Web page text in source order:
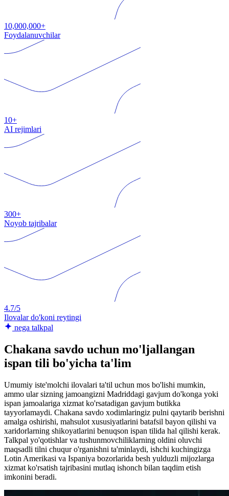
10,000,000+
Foydalanuvchilar
10+
AI rejimlari
300+
Noyob tajribalar
4.7/5
Ilovalar do'koni reytingi
nega talkpal
Chakana savdo uchun mo'ljallangan
ispan tili bo'yicha ta'lim
Umumiy iste'molchi ilovalari ta'til uchun mos bo'lishi mumkin,
ammo ular sizning jamoangizni Madriddagi gavjum do'konga yoki
ispan jamoalariga xizmat ko'rsatadigan gavjum butikka
tayyorlamaydi. Chakana savdo xodimlaringiz pulni qaytarib berishni
amalga oshirishi, mahsulot xususiyatlarini batafsil bayon qilishi va
xaridorlarning shikoyatlarini benuqson ispan tilida hal qilishi kerak.
Talkpal yo'qotishlar va tushunmovchiliklarning oldini oluvchi
maqsadli tilni chuqur o'rganishni ta'minlaydi, ishchi kuchingizga
Lotin Amerikasi va Ispaniya bozorlarida besh yulduzli mijozlarga
xizmat ko'rsatish tajribasini mutlaq ishonch bilan taqdim etish
imkonini beradi.